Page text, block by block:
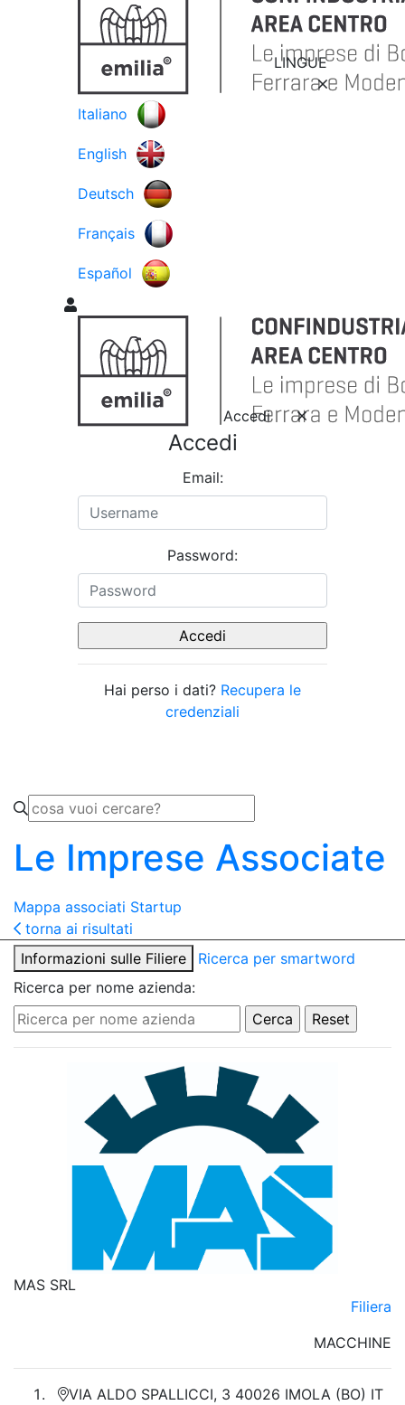
LINGUE
Italiano
English
Deutsch
Français
Español
Accedi
Accedi
Email:
Password:
Hai perso i dati? Recupera le
credenziali
Le Imprese Associate
Mappa associati Startup
torna ai risultati
Informazioni sulle Filiere
Ricerca per smartword
Ricerca per nome azienda:
MAS SRL
Filiera
MACCHINE
VIA ALDO SPALLICCI, 3 40026 IMOLA (BO) IT